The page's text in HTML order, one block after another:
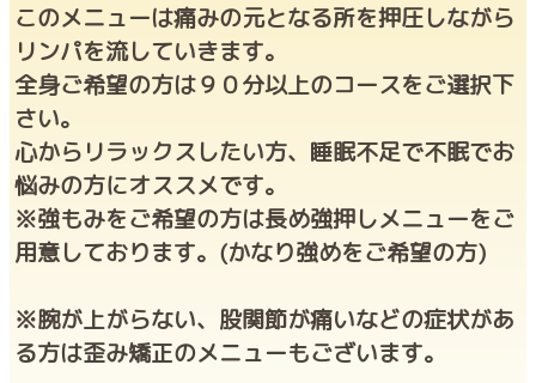
このメニューは痛みの元となる所を押圧しながら
リンパを流していきます。
全身ご希望の方は９０分以上のコースをご選択下
さい。
心からリラックスしたい方、睡眠不足で不眠でお
悩みの方にオススメです。
※強もみをご希望の方は長め強押しメニューをご
用意しております。(かなり強めをご希望の方)
※腕が上がらない、股関節が痛いなどの症状があ
る方は歪み矯正のメニューもございます。